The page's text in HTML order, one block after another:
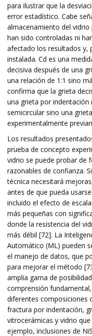
para ilustrar que la
error estadístico. Cabe
almacenamiento del vidrio
han sido controladas ni
afectado los resultados y,
instalada. Cd es una
decisiva después de una
una relación de 1:1 sino
confirma que la grieta
una grieta por indentación
semicircular sino una
experimentalmente
Los resultados
prueba de concepto
vidrio se puede probar de
razonables de confianza.
técnica necesitará
antes de que pueda
incluido el efecto de
más pequeñas con
donde la resistencia del
más débil [72]. La
Automático (ML) pueden
el manejo de datos, que
para mejorar el método
amplia gama de
comprensión
diferentes composiciones
fractura por indentación,
vitrocerámicas y vidrio
ejemplo, inclusiones de